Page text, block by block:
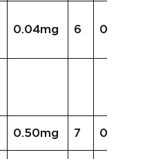
0.04mg 6 0.04mg
0.50mg 7 0.49mg